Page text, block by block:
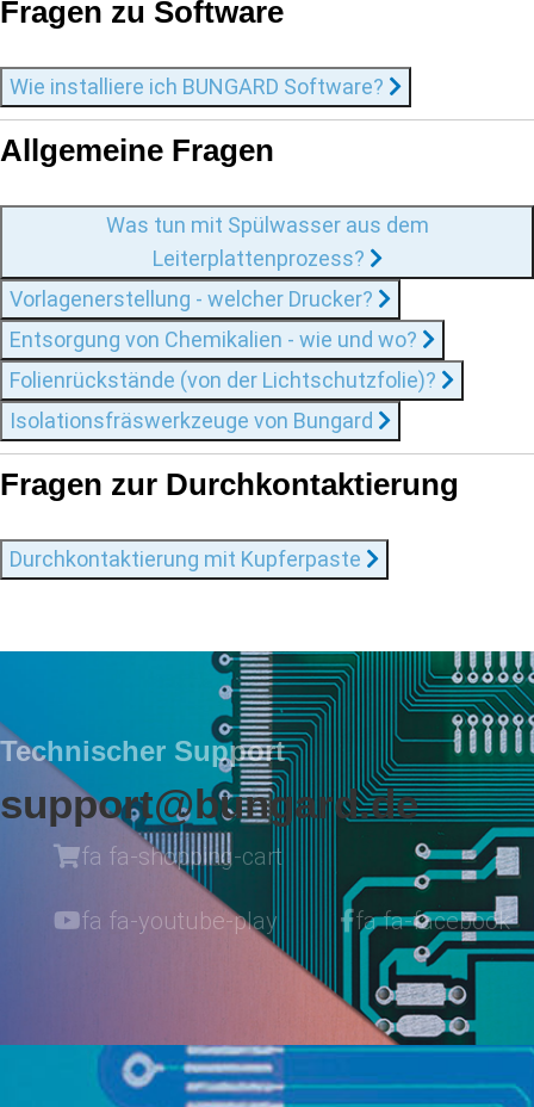
Fragen zu Software
Wie installiere ich BUNGARD Software?
Allgemeine Fragen
Was tun mit Spülwasser aus dem
Leiterplattenprozess?
Vorlagenerstellung - welcher Drucker?
Entsorgung von Chemikalien - wie und wo?
Folienrückstände (von der Lichtschutzfolie)?
Isolationsfräswerkzeuge von Bungard
Fragen zur Durchkontaktierung
Durchkontaktierung mit Kupferpaste
Technischer Support
support@bungard.de
fa fa-shopping-cart
fa fa-youtube-play fa fa-facebook